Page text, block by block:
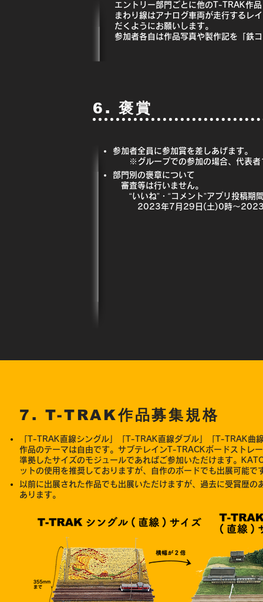
エントリー部門ごとに他のT-TRAK作
まわり線はアナログ車両が走行するレ
だくようにお願いします。
参加者各自は作品写真や製作記を「鉄
6. 褒賞
参加者全員に参加賞を差しあげます。
※グループでの参加の場合、代表者1
部門別の褒章について
審査等は行いません。
“いいね”・“コメント”アプリ投稿期
2023年7月29日(土)0時～2023
7. T-TRAK作品募集規格
「T-TRAK直線シングル」「T-TRAK直線ダブル」「T-TRAK曲
作品のテーマは自由です。サブテレインT-TRACKボードストレ
準拠したサイズのモジュールであればご参加いただけます。
ットの使用を推奨しておりますが、自作のボードでも出展可能で
以前に出展された作品でも出展いただけますが、過去に受賞歴
あります。